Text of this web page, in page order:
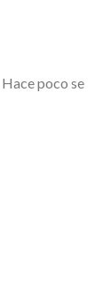
poco se